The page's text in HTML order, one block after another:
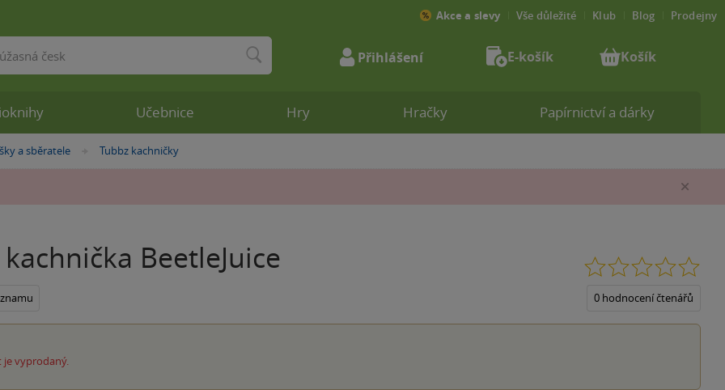
a sběratele »
Tubbz kachničky
BeetleJuice
0 hodnocení čtenářů
je vyprodaný.
Učebnice Hry Hračky Papírnictví a dárky
Akce a slevy Vše důležité Klub Blog Prodejny
Přihlášení E-košík Košík